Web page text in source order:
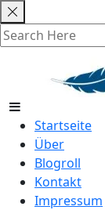
Skip
to
content
Startseite
Über
Blogroll
Kontakt
Impressum